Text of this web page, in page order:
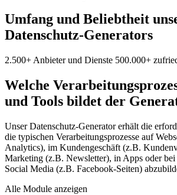
Umfang und Beliebtheit
Datenschutz-Generators
2.500+ Anbieter und Dienste 500.000+
Welche
und Tools bildet der
Unser Datenschutz-Generator erhält die
die typischen Verarbeitungsprozesse auf
Analytics), im Kundengeschäft (z.B.
Marketing (z.B. Newsletter), in Apps oder
Social Media (z.B. Facebook-Seiten)
Alle Module anzeigen